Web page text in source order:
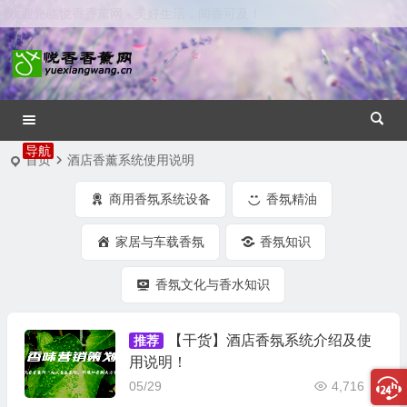
首页 酒店香薰系统使用说明
商用香氛系统设备 香氛精油
家居与车载香氛 香氛知识
香氛文化与香水知识
推荐
【干货】酒店香氛系统介绍及使
用说明！
05/29 4,716